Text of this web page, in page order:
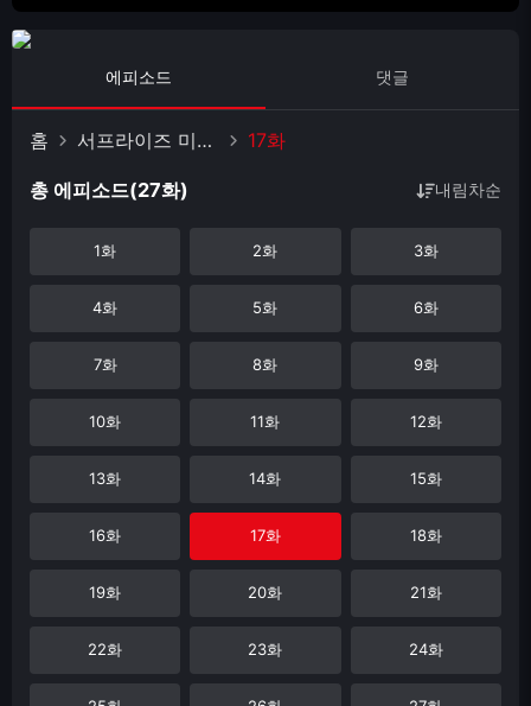
에피소드 댓글
홈 서프라이즈 미스터리 살롱 17화
총 에피소드(27화) 내림차순
1화 2화 3화
4화 5화 6화
7화 8화 9화
10화 11화 12화
13화 14화 15화
16화 17화 18화
19화 20화 21화
22화 23화 24화